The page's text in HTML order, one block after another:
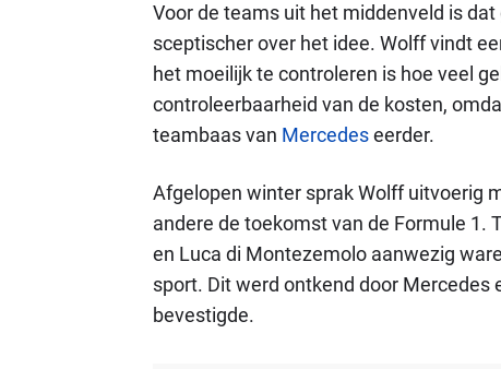
Voor de teams uit het middenveld is
sceptischer over het idee. Wolff vindt
het moeilijk te controleren is hoe veel
controleerbaarheid van de kosten,
teambaas van Mercedeseerder.
Afgelopen winter sprak Wolff uitvoerig
andere de toekomst van de Formule 1.
en Luca di Montezemolo aanwezig
sport. Dit werd ontkend door Mercedes
bevestigde.